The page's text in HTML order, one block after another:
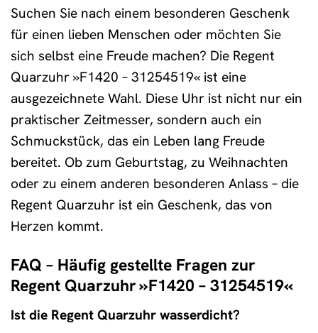
Suchen Sie nach einem besonderen Geschenk
für einen lieben Menschen oder möchten Sie
sich selbst eine Freude machen? Die Regent
Quarzuhr »F1420 – 31254519« ist eine
ausgezeichnete Wahl. Diese Uhr ist nicht nur ein
praktischer Zeitmesser, sondern auch ein
Schmuckstück, das ein Leben lang Freude
bereitet. Ob zum Geburtstag, zu Weihnachten
oder zu einem anderen besonderen Anlass – die
Regent Quarzuhr ist ein Geschenk, das von
Herzen kommt.
FAQ – Häufig gestellte Fragen zur
Regent Quarzuhr »F1420 – 31254519«
Ist die Regent Quarzuhr wasserdicht?